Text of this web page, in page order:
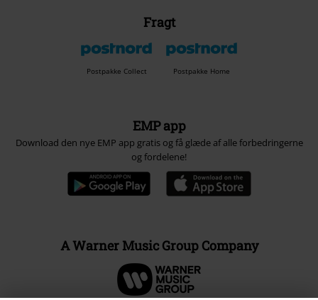
Fragt
Postpakke Collect Postpakke Home
EMP app
Download den nye EMP app gratis og få glæde af alle forbedringerne
og fordelene!
A Warner Music Group Company